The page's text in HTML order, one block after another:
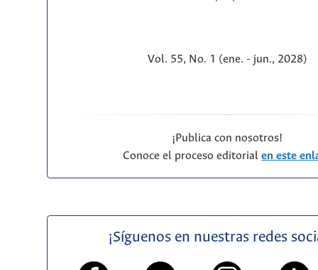
Vol. 55, No. 1 (ene. - jun., 2028)
¡Publica con nosotros!
Conoce el proceso editorialen este
¡Síguenos en nuestras redes